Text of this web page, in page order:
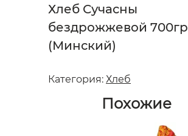
Хлеб Сучасны
бездрожжевой 700гр
(Минский)
Категория: Хлеб
Похожие